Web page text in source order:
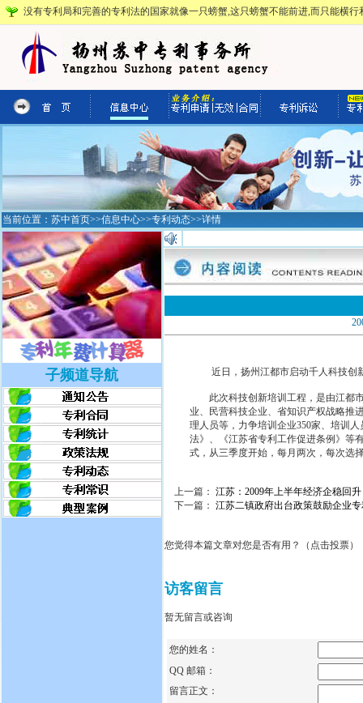
没有专利局和完善的专利法的国家就像一只螃蟹,这只螃蟹不能前进,而只能横
当前位置： 苏中首页>>信息中心>>专利动态>>详情
子频道导航 近日，扬州江都市启动千人科技创
此次科技创新培训工程，是由江都市
业、民营科技企业、省知识产权战略推
理人员等，力争培训企业350家、培训
法》、《江苏省专利工作促进条例》等
式，从三季度开始，每月两次，每次选
上一篇： 江苏：2009年上半年经济企稳回升
下一篇： 江苏二镇政府出台政策鼓励企业
您觉得本篇文章对您是否有用？（点击投票）
访客留言
暂无留言或咨询
您的姓名：
QQ 邮箱：
留言正文：